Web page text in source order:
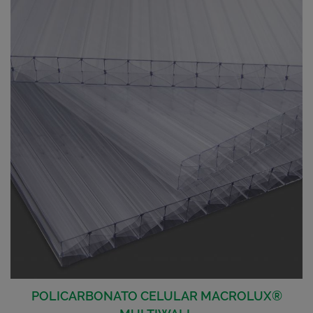
POLICARBONATO CELULAR MACROLUX®